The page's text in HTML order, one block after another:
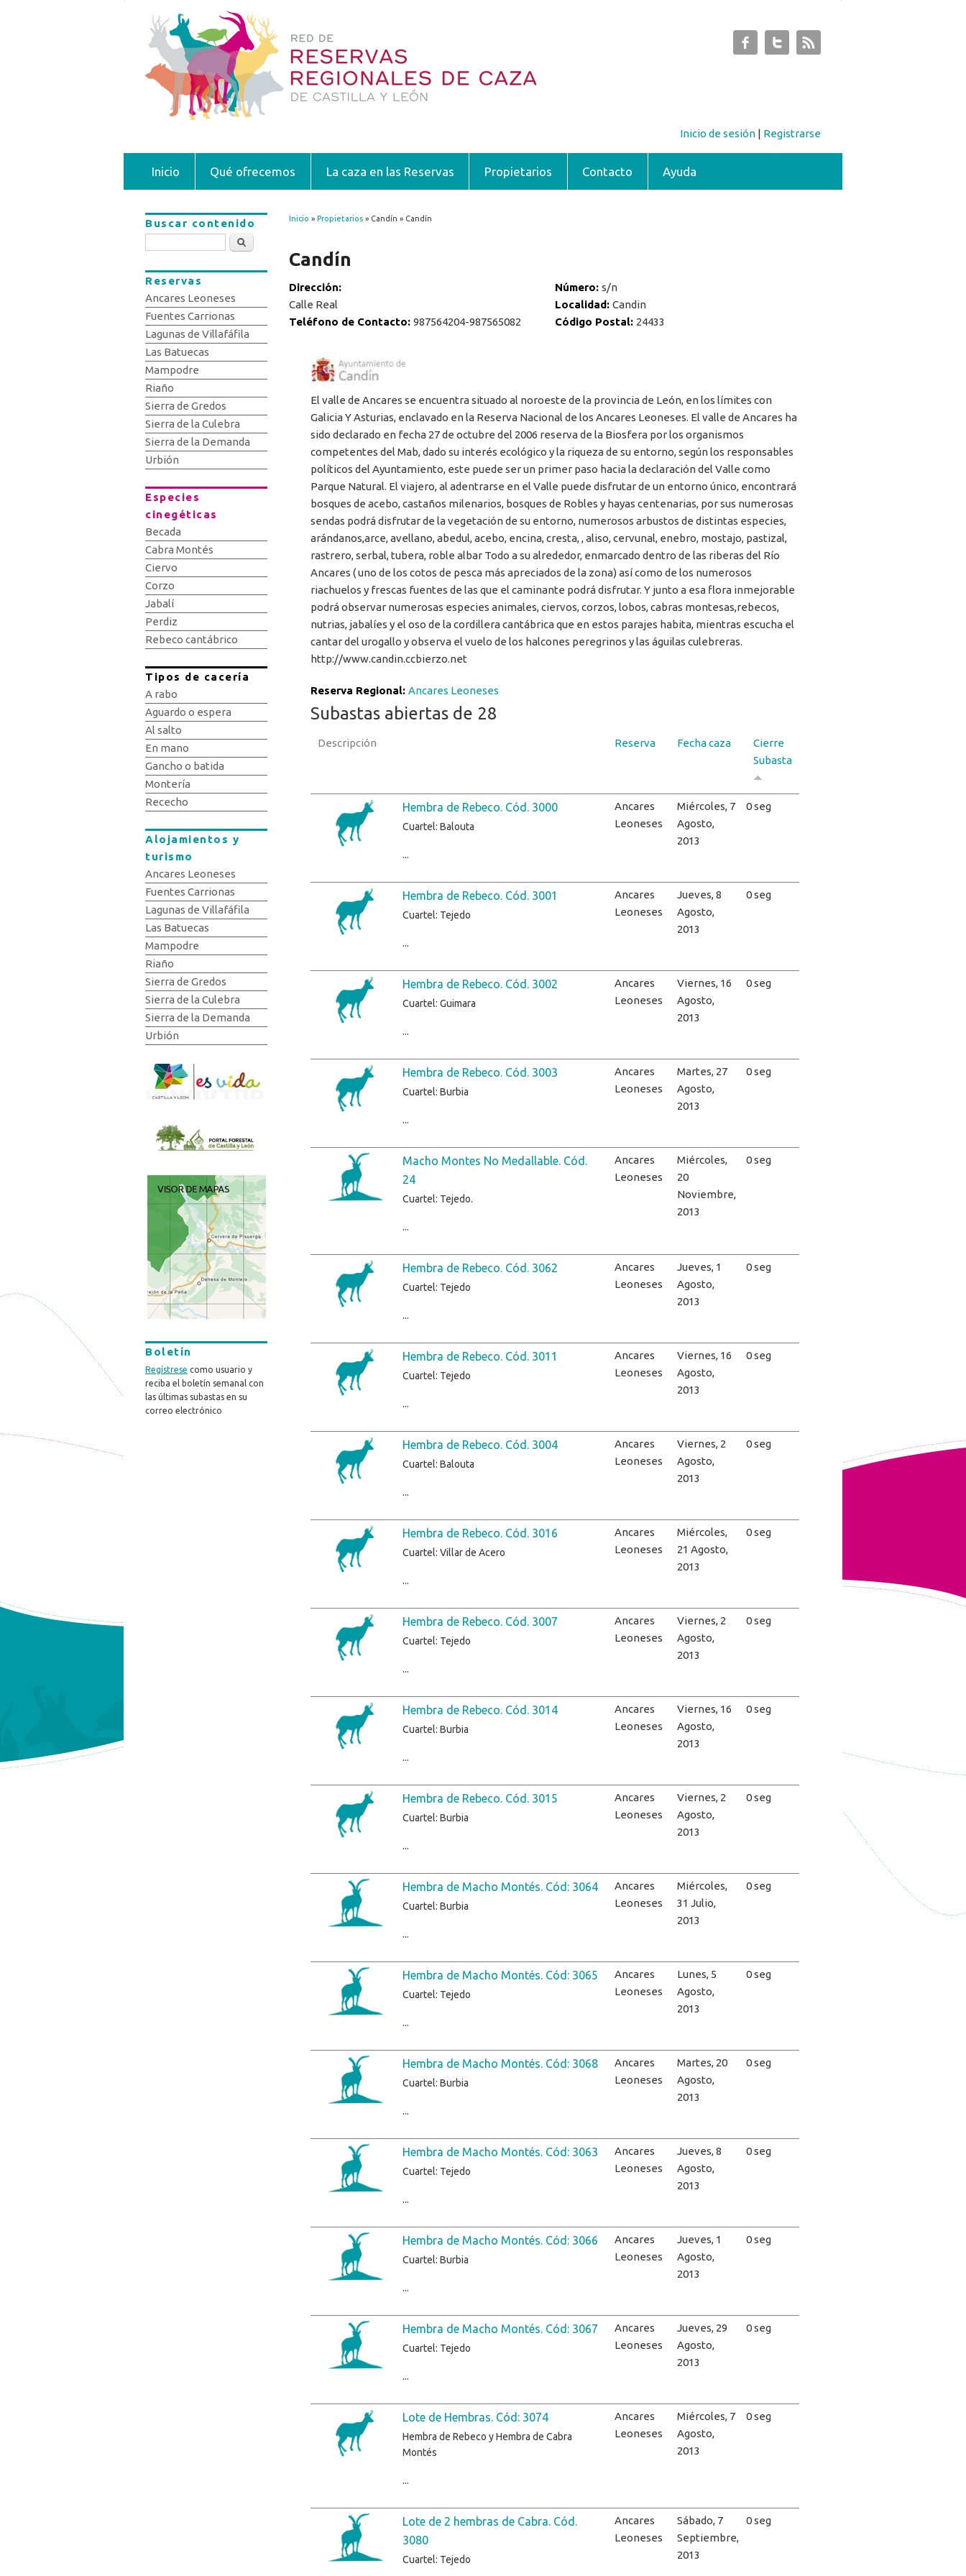
Inicio de sesión | Registrarse
Inicio Qué ofrecemos La caza en las Reservas Propietarios Contacto Ayuda
Se encuentra usted aquí
Inicio » Propietarios » Candín » Candín
Candín
Dirección:
Calle Real
Teléfono de Contacto: 987564204-987565082
Número: s/n
Localidad: Candin
Código Postal: 24433
El valle de Ancares se encuentra situado al noroeste de la provincia de León, en los límites con
Galicia Y Asturias, enclavado en la Reserva Nacional de los Ancares Leoneses. El valle de Ancares ha
sido declarado en fecha 27 de octubre del 2006 reserva de la Biosfera por los organismos
competentes del Mab, dado su interés ecológico y la riqueza de su entorno, según los responsables
políticos del Ayuntamiento, este puede ser un primer paso hacia la declaración del Valle como
Parque Natural. El viajero, al adentrarse en el Valle puede disfrutar de un entorno único, encontrará
bosques de acebo, castaños milenarios, bosques de Robles y hayas centenarias, por sus numerosas
sendas podrá disfrutar de la vegetación de su entorno, numerosos arbustos de distintas especies,
arándanos,arce, avellano, abedul, acebo, encina, cresta, , aliso, cervunal, enebro, mostajo, pastizal,
rastrero, serbal, tubera, roble albar Todo a su alrededor, enmarcado dentro de las riberas del Río
Ancares ( uno de los cotos de pesca más apreciados de la zona) así como de los numerosos
riachuelos y frescas fuentes de las que el caminante podrá disfrutar. Y junto a esa flora inmejorable
podrá observar numerosas especies animales, ciervos, corzos, lobos, cabras montesas,rebecos,
nutrias, jabalíes y el oso de la cordillera cantábrica que en estos parajes habita, mientras escucha el
cantar del urogallo y observa el vuelo de los halcones peregrinos y las águilas culebreras.
http://www.candin.ccbierzo.net
Reserva Regional: Ancares Leoneses
Subastas abiertas de 28
Descripción Reserva Fecha caza
Cierre
Subasta
Hembra de Rebeco. Cód. 3000
Cuartel: Balouta
...
Ancares
Leoneses
Miércoles, 7
Agosto,
2013
0 seg
Hembra de Rebeco. Cód. 3001
Cuartel: Tejedo
...
Ancares
Leoneses
Jueves, 8
Agosto,
2013
0 seg
Hembra de Rebeco. Cód. 3002
Cuartel: Guimara
...
Ancares
Leoneses
Viernes, 16
Agosto,
2013
0 seg
Hembra de Rebeco. Cód. 3003
Cuartel: Burbia
...
Ancares
Leoneses
Martes, 27
Agosto,
2013
0 seg
Macho Montes No Medallable. Cód.
24
Cuartel: Tejedo.
...
Ancares
Leoneses
Miércoles,
20
Noviembre,
2013
0 seg
Hembra de Rebeco. Cód. 3062
Cuartel: Tejedo
...
Ancares
Leoneses
Jueves, 1
Agosto,
2013
0 seg
Hembra de Rebeco. Cód. 3011
Cuartel: Tejedo
...
Ancares
Leoneses
Viernes, 16
Agosto,
2013
0 seg
Hembra de Rebeco. Cód. 3004
Cuartel: Balouta
...
Ancares
Leoneses
Viernes, 2
Agosto,
2013
0 seg
Hembra de Rebeco. Cód. 3016
Cuartel: Villar de Acero
...
Ancares
Leoneses
Miércoles,
21 Agosto,
2013
0 seg
Hembra de Rebeco. Cód. 3007
Cuartel: Tejedo
...
Ancares
Leoneses
Viernes, 2
Agosto,
2013
0 seg
Hembra de Rebeco. Cód. 3014
Cuartel: Burbia
...
Ancares
Leoneses
Viernes, 16
Agosto,
2013
0 seg
Hembra de Rebeco. Cód. 3015
Cuartel: Burbia
...
Ancares
Leoneses
Viernes, 2
Agosto,
2013
0 seg
Hembra de Macho Montés. Cód: 3064
Cuartel: Burbia
...
Ancares
Leoneses
Miércoles,
31 Julio,
2013
0 seg
Hembra de Macho Montés. Cód: 3065
Cuartel: Tejedo
...
Ancares
Leoneses
Lunes, 5
Agosto,
2013
0 seg
Hembra de Macho Montés. Cód: 3068
Cuartel: Burbia
...
Ancares
Leoneses
Martes, 20
Agosto,
2013
0 seg
Hembra de Macho Montés. Cód: 3063
Cuartel: Tejedo
...
Ancares
Leoneses
Jueves, 8
Agosto,
2013
0 seg
Hembra de Macho Montés. Cód: 3066
Cuartel: Burbia
...
Ancares
Leoneses
Jueves, 1
Agosto,
2013
0 seg
Hembra de Macho Montés. Cód: 3067
Cuartel: Tejedo
...
Ancares
Leoneses
Jueves, 29
Agosto,
2013
0 seg
Lote de Hembras. Cód: 3074
Hembra de Rebeco y Hembra de Cabra
Montés
...
Ancares
Leoneses
Miércoles, 7
Agosto,
2013
0 seg
Lote de 2 hembras de Cabra. Cód.
3080
Cuartel: Tejedo
Ancares
Leoneses
Sábado, 7
Septiembre,
2013
0 seg
Buscar contenido
Buscar
Reservas
Ancares Leoneses
Fuentes Carrionas
Lagunas de Villafáfila
Las Batuecas
Mampodre
Riaño
Sierra de Gredos
Sierra de la Culebra
Sierra de la Demanda
Urbión
Especies
cinegéticas
Becada
Cabra Montés
Ciervo
Corzo
Jabalí
Perdiz
Rebeco cantábrico
Tipos de cacería
A rabo
Aguardo o espera
Al salto
En mano
Gancho o batida
Montería
Rececho
Alojamientos y
turismo
Ancares Leoneses
Fuentes Carrionas
Lagunas de Villafáfila
Las Batuecas
Mampodre
Riaño
Sierra de Gredos
Sierra de la Culebra
Sierra de la Demanda
Urbión
Boletín
Regístrese como usuario y
reciba el boletín semanal con
las últimas subastas en su
correo electrónico